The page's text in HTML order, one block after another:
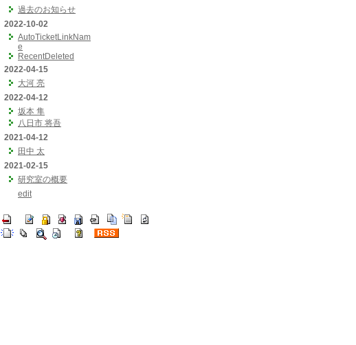
過去のお知らせ
2022-10-02
AutoTicketLinkNam
e
RecentDeleted
2022-04-15
大河 亮
2022-04-12
坂本 隼
八日市 将吾
2021-04-12
田中 太
2021-02-15
研究室の概要
edit